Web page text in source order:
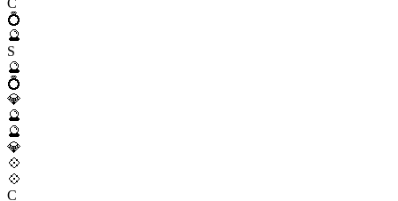
C
💍
🔮
S
🔮
💍
💎
🔮
🔮
💎
💠
💠
C